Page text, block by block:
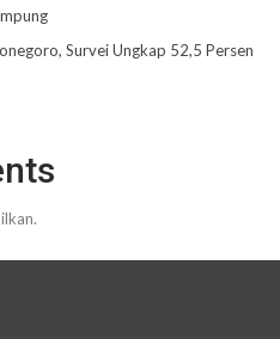
Survei Ungkap 52,5 Persen